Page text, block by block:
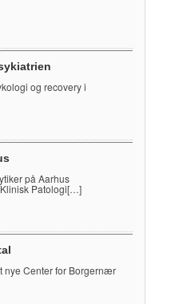
og recovery i
på Aarhus
Patologi[…]
nye Center for Borgernær